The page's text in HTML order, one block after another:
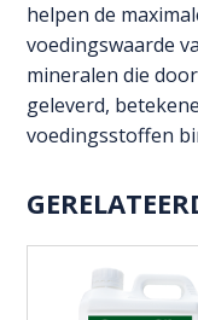
helpen de
voedingswaarde
mineralen die
geleverd,
voedingsstoffen